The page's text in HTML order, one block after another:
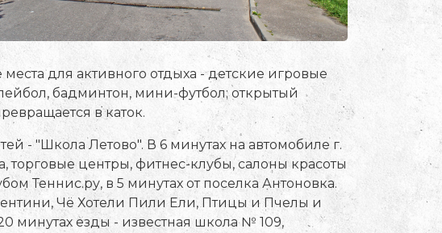
для активного отдыха - детские игровые
бадминтон, мини-футбол; открытый
в каток.
- "Школа Летово". В 6 минутах на автомобиле г.
центры, фитнес-клубы, салоны красоты
Теннис.ру, в 5 минутах от поселка Антоновка.
Чё Хотели Пили Ели, Птицы и Пчелы и
минутах езды - известная школа № 109,